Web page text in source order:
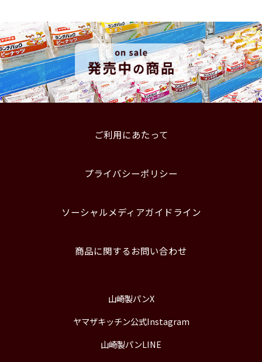
ご利用にあたって
プライバシーポリシー
ソーシャルメディアガイドライン
商品に関するお問い合わせ
山崎製パンX
ヤマザキッチン公式Instagram
山崎製パンLINE